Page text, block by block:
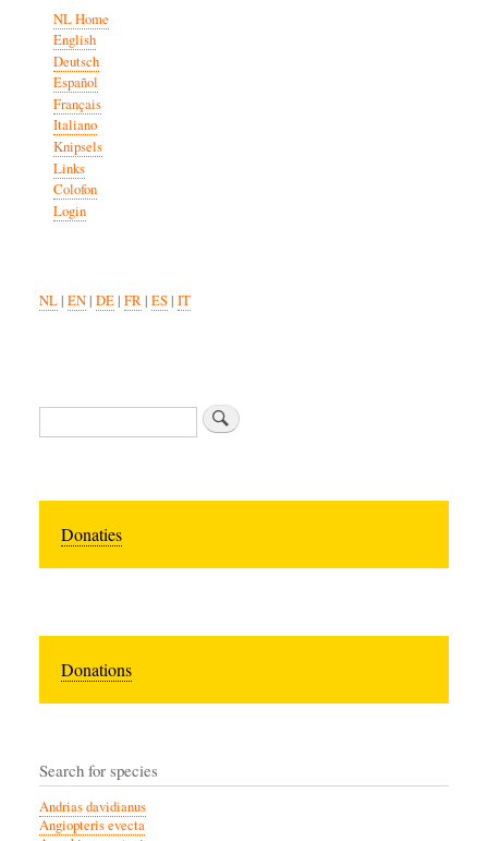
NL Home
English
Deutsch
Español
Français
Italiano
Knipsels
Links
Colofon
Login
NL| EN| DE| FR| ES| IT
Search
Donaties
Donations
Search for species
Andrias davidianus
Angiopteris evecta